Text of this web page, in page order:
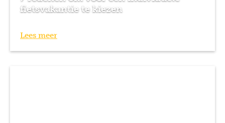
fietsvakantie te kiezen
Lees meer